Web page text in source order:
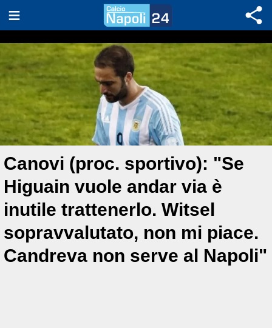
Canovi (proc. sportivo): "Se
Higuain vuole andar via è
inutile trattenerlo. Witsel
sopravvalutato, non mi piace.
Candreva non serve al Napoli"